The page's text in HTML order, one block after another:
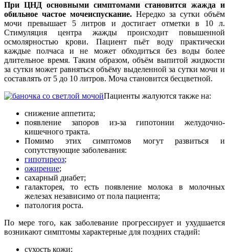
При ЦНД основными симптомами становится жажда и
обильное частое мочеиспускание. Нередко за сутки объём
мочи превышает 5 литров и достигает отметки в 10 л.
Стимуляция центра жажды происходит повышенной
осмолярностью крови. Пациент пьёт воду практически
каждые полчаса и не может обходиться без воды более
длительное время. Таким образом, объём выпитой жидкости
за сутки может равняться объёму выделенной за сутки мочи и
составлять от 5 до 10 литров. Моча становится бесцветной.
Пациенты жалуются также на:
снижение аппетита;
появление запоров из-за гипотонии желудочно-
кишечного тракта.
Помимо этих симптомов могут развиться и
сопутствующие заболевания:
гипотиреоз;
ожирение;
сахарный диабет;
галакторея, то есть появление молока в молочных
железах независимо от пола пациента;
патология роста.
По мере того, как заболевание прогрессирует и ухудшается
возникают симптомы характерные для поздних стадий:
сухость кожи;